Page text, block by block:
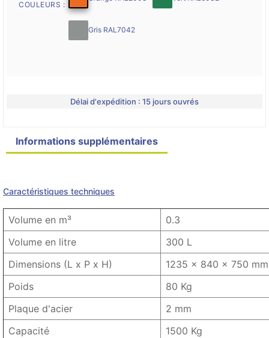
COULEURS :
Gris RAL7042
Délai d'expédition : 15 jours ouvrés
Informations supplémentaires
Caractéristiques techniques
Volume en m³
0.3
Volume en litre
300 L
Dimensions (L x P x H)
1235 x 840 x 750 mm
Poids
80 Kg
Plaque d'acier
2 mm
Capacité
1500 Kg